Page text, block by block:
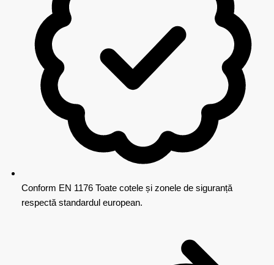
Conform EN 1176 Toate cotele și zonele de siguranță
respectă standardul european.